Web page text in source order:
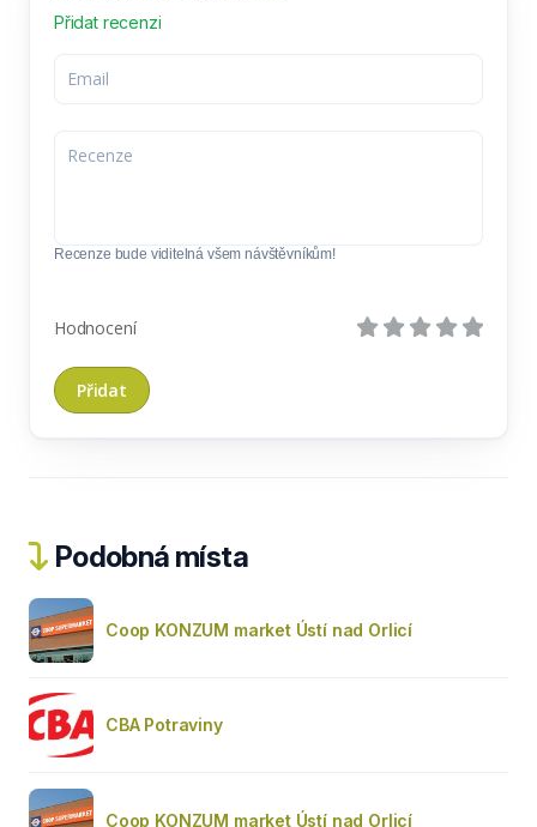
Přidat recenzi
Recenze bude viditelná všem návštěvníkům!
Hodnocení
Podobná místa
Coop KONZUM market Ústí nad Orlicí
CBA Potraviny
Coop KONZUM market Ústí nad Orlicí